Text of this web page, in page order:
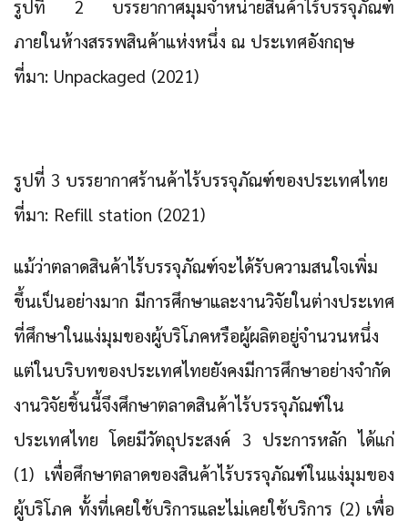
รูปที่ 2 บรรยากาศมุมจำหน่ายสินค้าไร้บรรจุภัณฑ์
ภายในห้างสรรพสินค้าแห่งหนึ่ง ณ ประเทศอังกฤษ
ที่มา: Unpackaged (2021)
รูปที่ 3 บรรยากาศร้านค้าไร้บรรจุภัณฑ์ของประเทศไทย
ที่มา: Refill station (2021)
แม้ว่าตลาดสินค้าไร้บรรจุภัณฑ์จะได้รับความสนใจเพิ่ม
ขึ้นเป็นอย่างมาก มีการศึกษาและงานวิจัยในต่างประเทศ
ที่ศึกษาในแง่มุมของผู้บริโภคหรือผู้ผลิตอยู่จำนวนหนึ่ง
แต่ในบริบทของประเทศไทยยังคงมีการศึกษาอย่างจำกัด
งานวิจัยชิ้นนี้จึงศึกษาตลาดสินค้าไร้บรรจุภัณฑ์ใน
ประเทศไทย โดยมีวัตถุประสงค์ 3 ประการหลัก ได้แก่
(1) เพื่อศึกษาตลาดของสินค้าไร้บรรจุภัณฑ์ในแง่มุมของ
ผู้บริโภค ทั้งที่เคยใช้บริการและไม่เคยใช้บริการ (2) เพื่อ